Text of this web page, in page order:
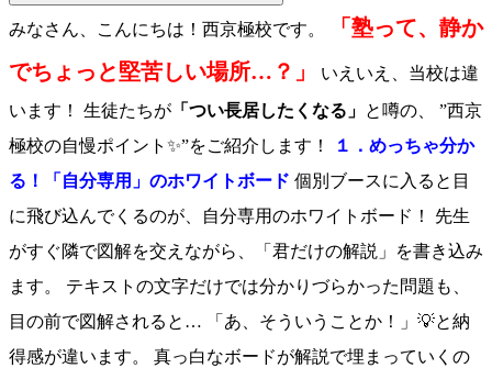
みなさん、こんにちは！西京極校です。
「塾って、静か
でちょっと堅苦しい場所…？」
いえいえ、当校は違
います！ 生徒たちが 「つい長居したくなる」 と噂の、 ”西京
極校の自慢ポイント✨”をご紹介します！
１．めっちゃ分か
る！「自分専用」のホワイトボード 個別ブースに入ると目
に飛び込んでくるのが、自分専用のホワイトボード！ 先生
がすぐ隣で図解を交えながら、「君だけの解説」を書き込み
ます。 テキストの文字だけでは分かりづらかった問題も、
目の前で図解されると… 「あ、そういうことか！」💡と納
得感が違います。 真っ白なボードが解説で埋まっていくの